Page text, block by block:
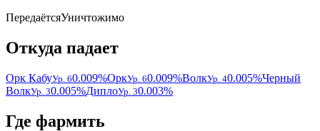
ПередаётсяУничтожимо
Откуда падает
Орк КабуУр. 60.009%ОркУр. 60.009%ВолкУр. 40.005%Черный
ВолкУр. 30.005%ДиплоУр. 30.003%
Где фармить